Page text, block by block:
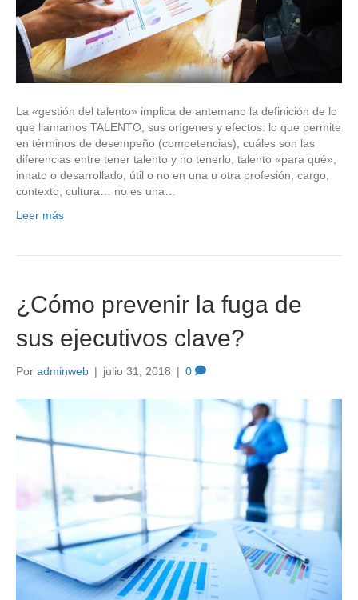
La «gestión del talento» implica de antemano la definición de lo
que llamamos TALENTO, sus orígenes y efectos: lo que permite
en términos de desempeño (competencias), cuáles son las
diferencias entre tener talento y no tenerlo, talento «para qué»,
innato o desarrollado, útil o no en una u otra profesión, cargo,
contexto, cultura… no es una…
Leer más
¿Cómo prevenir la fuga de
sus ejecutivos clave?
Por adminweb | julio 31, 2018 | 0